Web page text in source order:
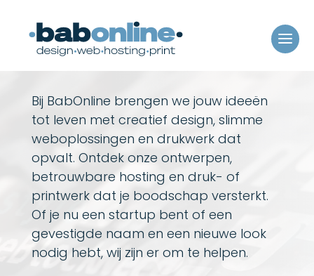
Bij BabOnline brengen we jouw ideeën
tot leven met creatief design, slimme
weboplossingen en drukwerk dat
opvalt. Ontdek onze ontwerpen,
betrouwbare hosting en druk- of
printwerk dat je boodschap versterkt.
Of je nu een startup bent of een
gevestigde naam en een nieuwe look
nodig hebt, wij zijn er om te helpen.